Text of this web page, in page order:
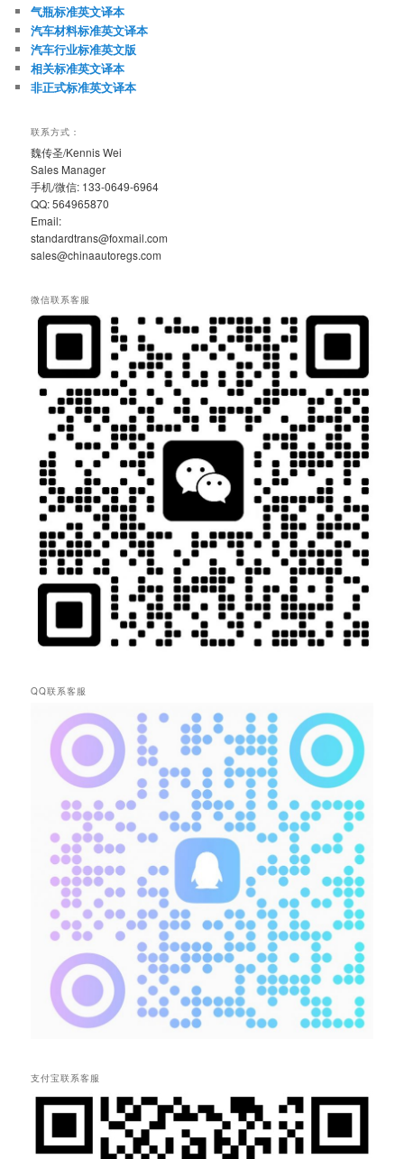
气瓶标准英文译本
汽车材料标准英文译本
汽车行业标准英文版
相关标准英文译本
非正式标准英文译本
联系方式：
魏传圣/Kennis Wei
Sales Manager
手机/微信: 133-0649-6964
QQ: 564965870
Email:
standardtrans@foxmail.com
sales@chinaautoregs.com
微信联系客服
QQ联系客服
支付宝联系客服